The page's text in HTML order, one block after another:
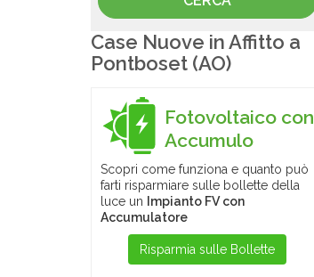
Case Nuove in Affitto a
Pontboset (AO)
Fotovoltaico con
Accumulo
Scopri come funziona e quanto può
farti risparmiare sulle bollette della
luce un
Impianto FV con
Accumulatore
Risparmia sulle Bollette